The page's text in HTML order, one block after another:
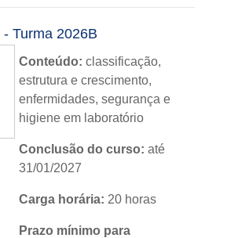
Nível:básico
Idioma:português
Turma 2026B
Conteúdo:classificação,
estrutura e crescimento,
enfermidades, segurança e
higiene em laboratório
Conclusão do curso: até
31/01/2027
Carga horária: 20 horas
Prazo mínimo para